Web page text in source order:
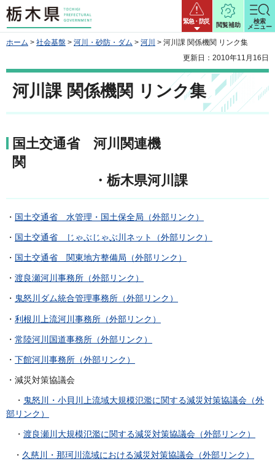
栃木県 緊急・防災
閲覧補助
検索
メニュー
ホーム > 社会基盤 > 河川・砂防・ダム > 河川 > 河川課 関係機関 リンク集
更新日：2010年11月16日
河川課 関係機関 リンク集
国土交通省 河川関連機
関
・栃木県河川課
・ 国土交通省 水管理・国土保全局（外部リンク）
・ 国土交通省 じゃぶじゃぶ川ネット（外部リンク）
・ 国土交通省 関東地方整備局（外部リンク）
・ 渡良瀬河川事務所（外部リンク）
・ 鬼怒川ダム統合管理事務所（外部リンク）
・ 利根川上流河川事務所（外部リンク）
・ 常陸河川国道事務所（外部リンク）
・ 下館河川事務所（外部リンク）
・減災対策協議会
・ 鬼怒川・小貝川上流域大規模氾濫に関する減災対策協議会（外
部リンク）
・ 渡良瀬川大規模氾濫に関する減災対策協議会（外部リンク）
・ 久慈川・那珂川流域における減災対策協議会（外部リンク）